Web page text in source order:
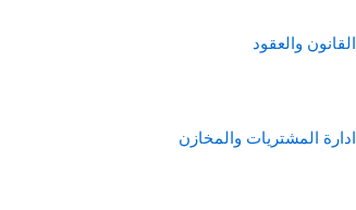
القانون والعقود
ادارة المشتريات والمخازن